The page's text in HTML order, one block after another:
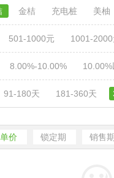
金桔 充电桩 美柚
501-1000元 1001-
8.00%-10.00%
91-180天 181-360天
价 锁定期 销售